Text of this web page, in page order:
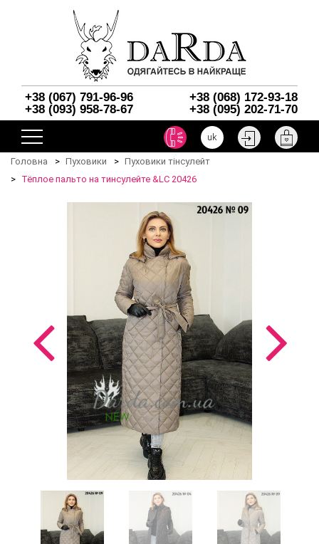
+38 (067) 791-96-96
+38 (068) 172-93-18
+38 (093) 958-78-67
+38 (095) 202-71-70
uk
Головна Пуховики
Пуховики тінсулейт
Тёплое пальто на тинсулейте &LC 20426